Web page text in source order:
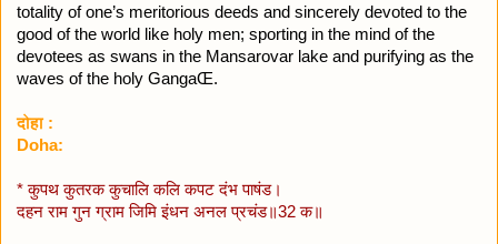
totality of one’s meritorious deeds and sincerely devoted to the
good of the world like holy men; sporting in the mind of the
devotees as swans in the Mansarovar lake and purifying as the
waves of the holy GangaŒ.
दोहा :
Doha:
* कुपथ कुतरक कुचालि कलि कपट दंभ पाषंड।
दहन राम गुन ग्राम जिमि इंधन अनल प्रचंड॥32 क॥